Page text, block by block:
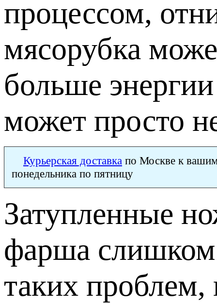
процессом,
мясорубка
больше энергии
может просто
Курьерская доставка по Москве к
понедельника по пятницу
Затупленные
фарша
таких проблем,